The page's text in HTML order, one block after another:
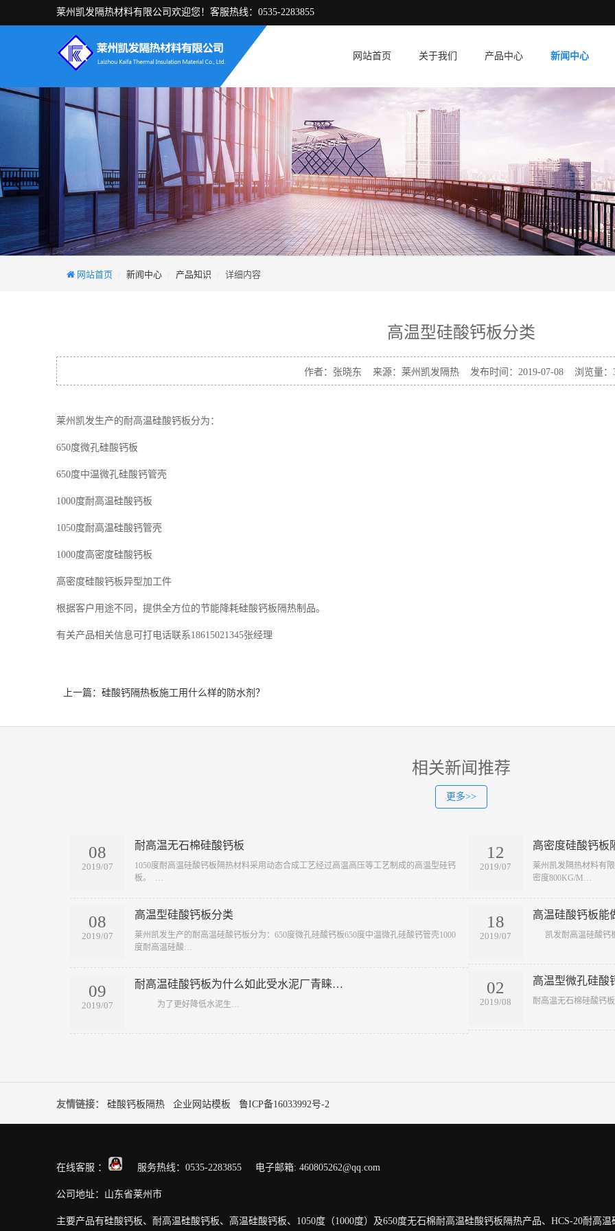
莱州凯发隔热材料有限公司欢迎您！客服热线：0535-2283855
网站首页 关于我们 产品中心 新闻中心
网站首页 新闻中心 产品知识 详细内容
高温型硅酸钙板分类
作者：张晓东 来源：莱州凯发隔热 发布时间：2019-07-08 浏览量：
莱州凯发生产的耐高温硅酸钙板分为：
650度微孔硅酸钙板
650度中温微孔硅酸钙管壳
1000度耐高温硅酸钙板
1050度耐高温硅酸钙管壳
1000度高密度硅酸钙板
高密度硅酸钙板异型加工件
根据客户用途不同，提供全方位的节能降耗硅酸钙板隔热制品。
有关产品相关信息可打电话联系18615021345张经理
上一篇：硅酸钙隔热板施工用什么样的防水剂？
相关新闻推荐
更多>>
08
2019/07
耐高温无石棉硅酸钙板
​1050度耐高温硅酸钙板隔热材料采用动态合成工艺经过高温高压等工艺制成的高温型硅钙
板。 …
08
2019/07
高温型硅酸钙板分类
​莱州凯发生产的耐高温硅酸钙板分为：650度微孔硅酸钙板650度中温微孔硅酸钙管壳1000
度耐高温硅酸…
09
2019/07
耐高温硅酸钙板为什么如此受水泥厂青睐…
​ 为了更好降低水泥生…
12
2019/07
高密度硅酸钙板
莱州凯发隔热材料有
密度800KG/M…
18
2019/07
高温硅酸钙板
凯发耐高温硅酸钙
02
2019/08
高温型微孔硅酸
耐高温无石棉硅酸钙
友情链接： 硅酸钙板隔热 企业网站模板 鲁ICP备16033992号-2
在线客服 ： 服务热线：0535-2283855 电子邮箱: 460805262@qq.com
公司地址：山东省莱州市
主要产品有硅酸钙板、耐高温硅酸钙板、高温硅酸钙板、1050度（1000度）及650度无石棉耐高温硅酸钙板隔热产品、HCS-20耐高温